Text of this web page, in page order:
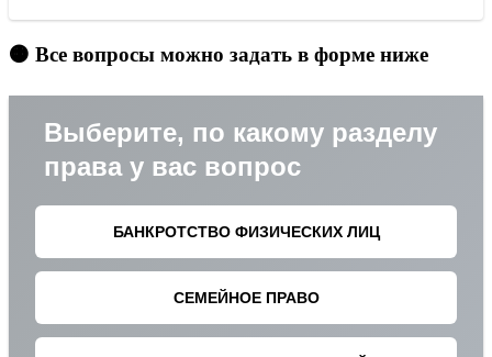
🟠 Все вопросы можно задать в форме ниже